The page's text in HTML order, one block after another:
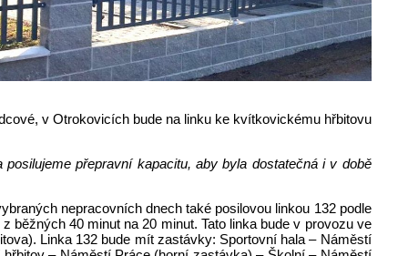
v Otrokovicích bude na linku ke kvítkovickému hřbitovu
přepravní kapacitu, aby byla dostatečná i v době
nepracovních dnech také posilovou linkou 132 podle
běžných 40 minut na 20 minut. Tato linka bude v provozu ve
Linka 132 bude mít zastávky: Sportovní hala – Náměstí